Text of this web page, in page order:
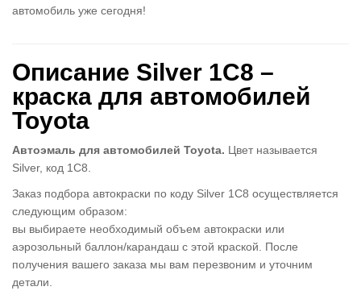
автомобиль уже сегодня!
Описание Silver 1C8 –
краска для автомобилей
Toyota
Автоэмаль для автомобилей Toyota. Цвет называется
Silver, код 1C8.
Заказ подбора автокраски по коду Silver 1C8 осуществляется
следующим образом:
вы выбираете необходимый объем автокраски или
аэрозольный баллон/карандаш с этой краской. После
получения вашего заказа мы вам перезвоним и уточним
детали.